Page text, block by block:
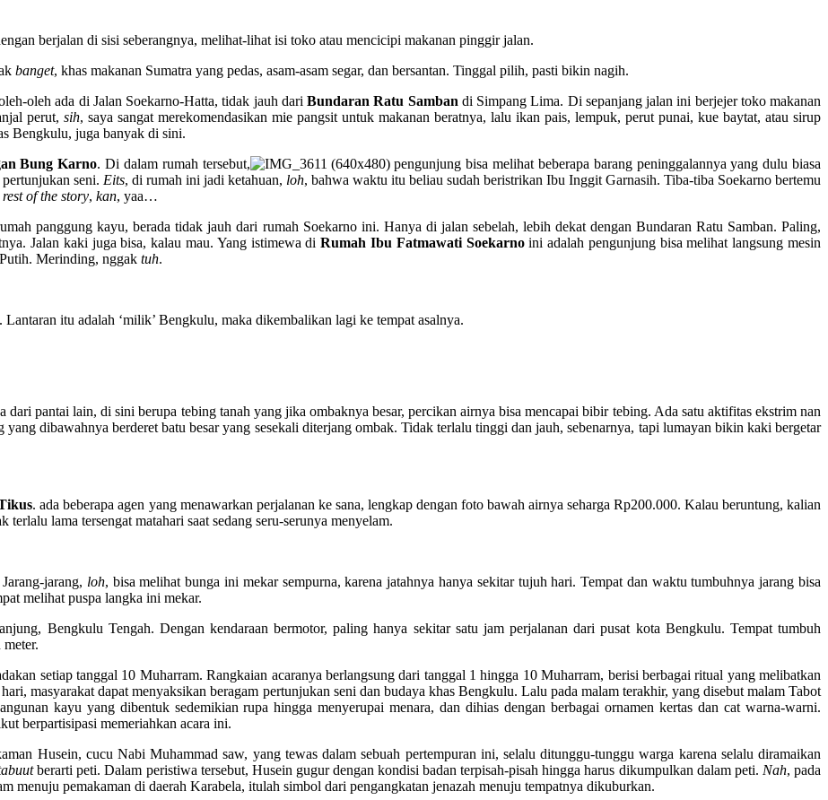
berjalan di sisi seberangnya, melihat-lihat isi toko atau mencicipi makanan pinggir jalan.
banget, khas makanan Sumatra yang pedas, asam-asam segar, dan bersantan. Tinggal pilih, pasti bikin nagih.
oleh ada di Jalan Soekarno-Hatta, tidak jauh dari Bundaran Ratu Samban di Simpang Lima. Di sepanjang jalan ini berjejer toko makanan
perut, sih, saya sangat merekomendasikan mie pangsit untuk makanan beratnya, lalu ikan pais, lempuk, perut punai, kue baytat, atau sirup
Bengkulu, juga banyak di sini.
Bung Karno. Di dalam rumah tersebut,
pengunjung bisa melihat beberapa barang peninggalannya yang dulu biasa
seni. Eits, di rumah ini jadi ketahuan, loh, bahwa waktu itu beliau sudah beristrikan Ibu Inggit Garnasih. Tiba-tiba Soekarno bertemu
of the story, kan, yaa…
panggung kayu, berada tidak jauh dari rumah Soekarno ini. Hanya di jalan sebelah, lebih dekat dengan Bundaran Ratu Samban. Paling,
Jalan kaki juga bisa, kalau mau. Yang istimewa diRumah Ibu Fatmawati Soekarnoini adalah pengunjung bisa melihat langsung mesin
Merinding, nggak tuh.
itu adalah ‘milik’ Bengkulu, maka dikembalikan lagi ke tempat asalnya.
dari pantai lain, di sini berupa tebing tanah yang jika ombaknya besar, percikan airnya bisa mencapai bibir tebing. Ada satu aktifitas ekstrim nan
dibawahnya berderet batu besar yang sesekali diterjang ombak. Tidak terlalu tinggi dan jauh, sebenarnya, tapi lumayan bikin kaki bergetar
. ada beberapa agen yang menawarkan perjalanan ke sana, lengkap dengan foto bawah airnya seharga Rp200.000. Kalau beruntung, kalian
lama tersengat matahari saat sedang seru-serunya menyelam.
jarang, loh, bisa melihat bunga ini mekar sempurna, karena jatahnya hanya sekitar tujuh hari. Tempat dan waktu tumbuhnya jarang bisa
melihat puspa langka ini mekar.
Bengkulu Tengah. Dengan kendaraan bermotor, paling hanya sekitar satu jam perjalanan dari pusat kota Bengkulu. Tempat tumbuh
setiap tanggal 10 Muharram. Rangkaian acaranya berlangsung dari tanggal 1 hingga 10 Muharram, berisi berbagai ritual yang melibatkan
masyarakat dapat menyaksikan beragam pertunjukan seni dan budaya khas Bengkulu. Lalu pada malam terakhir, yang disebut malam Tabot
kayu yang dibentuk sedemikian rupa hingga menyerupai menara, dan dihias dengan berbagai ornamen kertas dan cat warna-warni.
berpartisipasi memeriahkan acara ini.
Husein, cucu Nabi Muhammad saw, yang tewas dalam sebuah pertempuran ini, selalu ditunggu-tunggu warga karena selalu diramaikan
berarti peti. Dalam peristiwa tersebut, Husein gugur dengan kondisi badan terpisah-pisah hingga harus dikumpulkan dalam peti. Nah, pada
menuju pemakaman di daerah Karabela, itulah simbol dari pengangkatan jenazah menuju tempatnya dikuburkan.